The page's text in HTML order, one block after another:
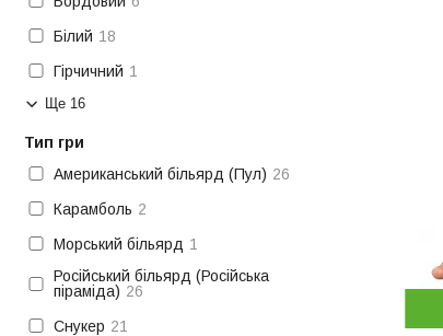
Білий 18
Гірчичний 1
Ще 16
Тип гри
Американський більярд (Пул) 26
Карамболь 2
Морський більярд 1
Російський більярд (Російська
піраміда) 26
Снукер 21